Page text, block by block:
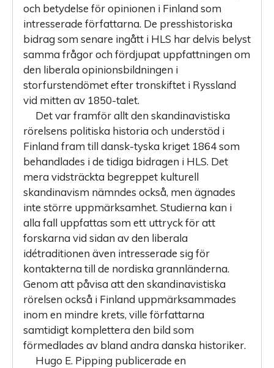
och betydelse för opinionen i Finland som
intresserade författarna. De presshistoriska
bidrag som senare ingått i HLS har delvis belyst
samma frågor och fördjupat uppfattningen om
den liberala opinionsbildningen i
storfurstendömet efter tronskiftet i Ryssland
vid mitten av 1850-talet.
Det var framför allt den skandinavistiska
rörelsens politiska ­historia och understöd i
Finland fram till dansk-tyska kriget 1864 som
behandlades i de tidiga bidragen i HLS. Det
mera vidsträckta begreppet kulturell
skandinavism nämndes också, men ägnades
inte större uppmärksamhet. Studierna kan i
alla fall uppfattas som ett uttryck för att
forskarna vid sidan av den liberala
idétraditionen även intresserade sig för
kontakterna till de nordiska grannländerna.
Genom att påvisa att den skandinavistiska
rörelsen också i Finland uppmärksammades
inom en mindre krets, ville författarna
samtidigt komplettera den bild som
förmedlades av bland andra danska historiker.
Hugo E. Pipping publicerade en